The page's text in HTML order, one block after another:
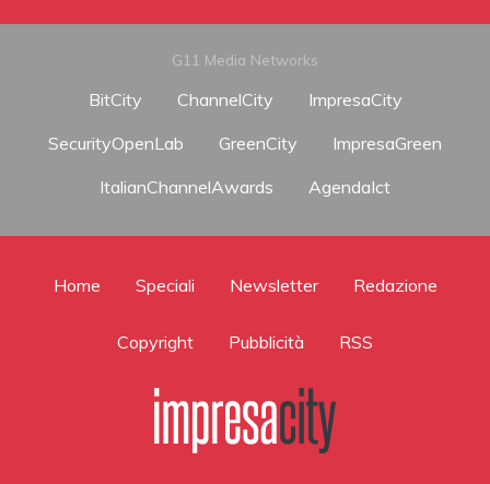
G11 Media Networks
BitCity ChannelCity
ImpresaCity
SecurityOpenLab
GreenCity
ImpresaGreen
ItalianChannelAwards
AgendaIct
Home Speciali Newsletter Redazione
Copyright Pubblicità RSS